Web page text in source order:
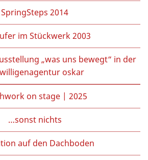
SpringSteps 2014
im Stückwerk 2003
„was uns bewegt“ in der
oskar
on stage | 2025
…sonst nichts
auf den Dachboden